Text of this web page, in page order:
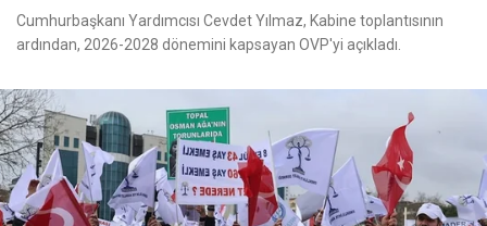
Cumhurbaşkanı Yardımcısı Cevdet Yılmaz, Kabine toplantısının
ardından, 2026-2028 dönemini kapsayan OVP'yi açıkladı.